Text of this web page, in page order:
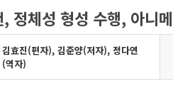
정체성 형성 수행, 아니
김효진(편자), 김준양(저자), 정다연
(역자)